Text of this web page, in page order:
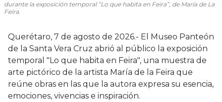
durante la exposición temporal “Lo que habita en Feira”, de María de La
Feira.
Querétaro, 7 de agosto de 2026.- El Museo Panteón
de la Santa Vera Cruz abrió al público la exposición
temporal "Lo que habita en Feira", una muestra de
arte pictórico de la artista María de la Feira que
reúne obras en las que la autora expresa su esencia,
emociones, vivencias e inspiración.